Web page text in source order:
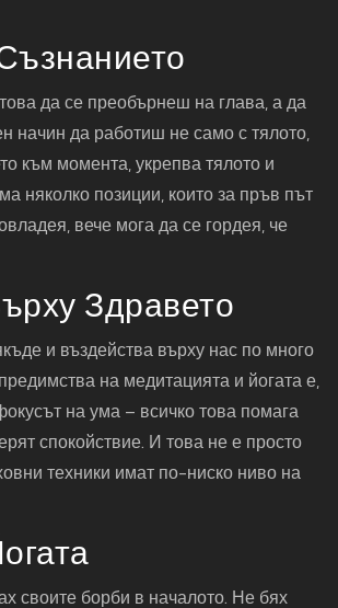
да се преобърнеш на глава, а да
начин да работиш не само с тялото,
към момента, укрепва тялото и
няколко позиции, които за пръв път
вече мога да се гордея, че
Здравето
и въздейства върху нас по много
на медитацията и йогата е,
на ума – всичко това помага
спокойствие. И това не е просто
техники имат по-ниско ниво на
своите борби в началото. Не бях